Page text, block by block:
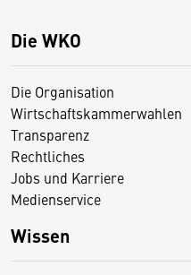
Die WKO
Die Organisation
Wirtschaftskammerwahlen
Transparenz
Rechtliches
Jobs und Karriere
Medienservice
Wissen